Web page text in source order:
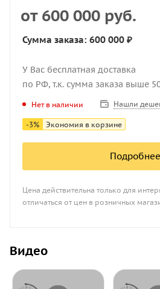
от 600 000 руб.
Сумма заказа: 600 000 ₽
У Вас бесплатная доставка
по РФ, т.к. сумма заказа выше
Нет в наличии Нашли
-3% Экономия в корзине
Подробнее
Цена действительна только для
отличаться от цен в розничных
Видео